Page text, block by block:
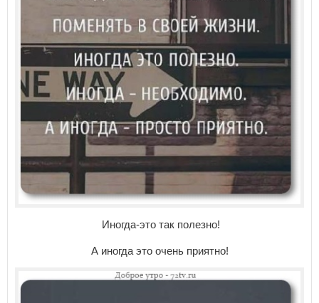
Иногда-это так полезно!
А иногда это очень приятно!